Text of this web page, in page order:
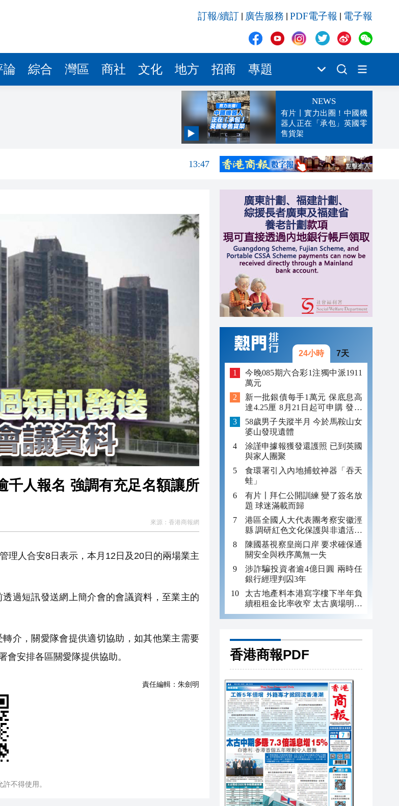
訂報/續訂 廣告服務 PDF電子報 電子報
論 綜合 灣區 商社 文化 地方 招商 專題
NEWS
有片丨實力出圈！中國機
器人正在「承包」英國零
售貨架
14:12
13:47
13:29
期息47坡仙
人會幸運
千人報名 強調有充足名額讓所
來源： 香港商報網
理人合安8日表示，本月12日及20日的兩場業主
過短訊發送網上簡介會的會議資料，至業主的
介，關愛隊會提供適切協助，如其他業主需要
安排各區關愛隊提供協助。
責任編輯： 朱劍明
不得使用。
24小時 7天
今晚085期六合彩1注獨中派1911
萬元
新一批銀債每手1萬元 保底息高
達4.25厘 8月21日起可申購 發行
金額最多550億
58歲男子失蹤半月 今於馬鞍山女
婆山發現遺體
涂謹申據報獲發還護照 已到英國
與家人團聚
食環署引入內地捕蚊神器「吞天
蛙」
有片〡拜仁公開訓練 變了簽名放
題 球迷滿載而歸
港區全國人大代表團考察安徽涇
縣 調研紅色文化保護與非遺活態
傳承
陳國基視察皇崗口岸 要求確保通
關安全與秩序萬無一失
涉詐騙投資者逾4億日圓 兩時任
銀行經理判囚3年
太古地產料本港寫字樓下半年負
續租租金比率收窄 太古廣場明年
轉正
香港商報PDF